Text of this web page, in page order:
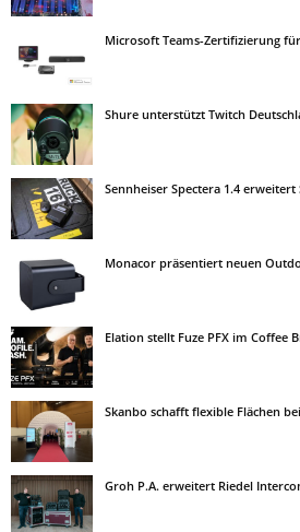
Microsoft Teams-Zertifizierung
Shure unterstützt Twitch
Sennheiser Spectera 1.4
Monacor präsentiert neuen
Elation stellt Fuze PFX im Coffee
Skanbo schafft flexible Flächen
Groh P.A. erweitert Riedel